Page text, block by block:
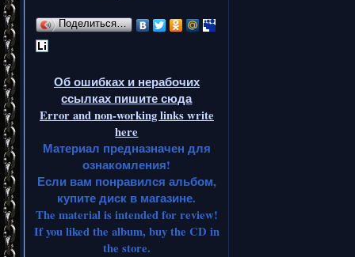
Поделиться…
Об ошибках и нерабочих
ссылках пишите сюда
Error and non-working links write
here
Материал предназначен для
ознакомления!
Если вам понравился альбом,
купите диск в магазине.
The material is intended for review!
If you liked the album, buy the CD in
the store.